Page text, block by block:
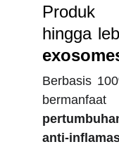
Produk
hingga
Berbasis
anti-